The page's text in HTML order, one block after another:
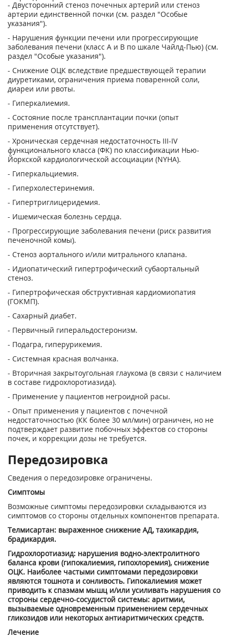
- Двусторонний стеноз почечных артерий или стеноз
артерии единственной почки (см. раздел "Особые
указания").
- Нарушения функции печени или прогрессирующие
заболевания печени (класс А и В по шкале Чайлд-Пью) (см.
раздел "Особые указания").
- Снижение ОЦК вследствие предшествующей терапии
диуретиками, ограничения приема поваренной соли,
диареи или рвоты.
- Гиперкалиемия.
- Состояние после трансплантации почки (опыт
применения отсутствует).
- Хроническая сердечная недостаточность III-IV
функционального класса (ФК) по классификации Нью-
Йоркской кардиологической ассоциации (NYHA).
- Гиперкальциемия.
- Гиперхолестеринемия.
- Гипертриглицеридемия.
- Ишемическая болезнь сердца.
- Прогрессирующие заболевания печени (риск развития
печеночной комы).
- Стеноз аортального и/или митрального клапана.
- Идиопатический гипертрофический субаортальный
стеноз.
- Гипертрофическая обструктивная кардиомиопатия
(ГОКМП).
- Сахарный диабет.
- Первичный гиперальдостеронизм.
- Подагра, гиперурикемия.
- Системная красная волчанка.
- Вторичная закрытоугольная глаукома (в связи с наличием
в составе гидрохлоротиазида).
- Применение у пациентов негроидной расы.
- Опыт применения у пациентов с почечной
недостаточностью (КК более 30 мл/мин) ограничен, но не
подтверждает развитие побочных эффектов со стороны
почек, и коррекции дозы не требуется.
Передозировка
Сведения о передозировке ограничены.
Симптомы
Возможные симптомы передозировки складываются из
симптомов со стороны отдельных компонентов препарата.
Телмисартан: выраженное снижение АД, тахикардия,
брадикардия.
Гидрохлоротиазид: нарушения водно-электролитного
баланса крови (гипокалиемия, гипохлоремия), снижение
ОЦК. Наиболее частыми симптомами передозировки
являются тошнота и сонливость. Гипокалиемия может
приводить к спазмам мышц и/или усиливать нарушения со
стороны сердечно-сосудистой системы: аритмии,
вызываемые одновременным применением сердечных
гликозидов или некоторых антиаритмических средств.
Лечение